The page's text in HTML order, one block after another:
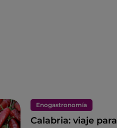
Enogastronomía
Calabria: viaje para